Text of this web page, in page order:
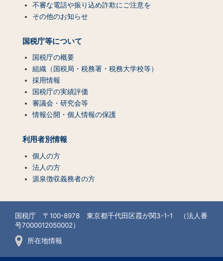
不審な電話や振り込め詐欺にご注意を
その他のお知らせ
国税庁等について
国税庁の概要
組織（国税局・税務署・税務大学校等）
採用情報
国税庁の実績評価
審議会・研究会等
情報公開・個人情報の保護
利用者別情報
個人の方
法人の方
源泉徴収義務者の方
国税庁 〒100-8978 東京都千代田区霞が関3-1-1 （法人番
号7000012050002）
所在地情報